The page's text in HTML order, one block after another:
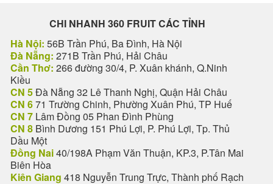
CHI NHANH 360 FRUIT CÁC TỈNH
Hà Nội: 56B Trần Phú, Ba Đình, Hà Nội
Đà Nẵng: 271B Trần Phú, Hải Châu
Cần Thơ: 266 đường 30/4, P. Xuân khánh, Q.Ninh
Kiều
CN 5Đà Nẵng 32 Lê Thanh Nghị, Quận Hải Châu
CN 671 Trường Chinh, Phường Xuân Phú, TP Huế
CN 7 Lâm Đồng 05 Phan Đình Phùng
CN 8 Bình Dương 151 Phú Lợi, P. Phú Lợi, Tp. Thủ
Dầu Một
Đồng Nai40/198A Phạm Văn Thuận, KP.3, P.Tân Mai
Biên Hòa
Kiên Giang 418 Nguyễn Trung Trực, Thành phố Rạch